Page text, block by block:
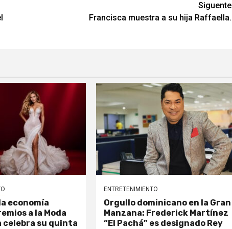
Siguente
Francisca muestra a su hija Raffaella.
economía
a la Moda
celebra su quinta
ENTRETENIMIENTO
Orgullo dominicano en la Gran
Manzana: Frederick Martínez
“El Pachá” es designado Rey